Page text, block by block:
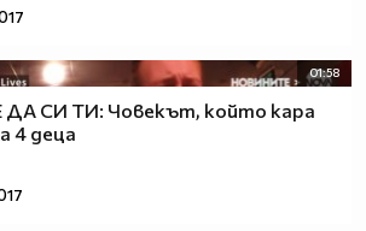
01:58
СИ ТИ: Човекът, който кара
4 деца